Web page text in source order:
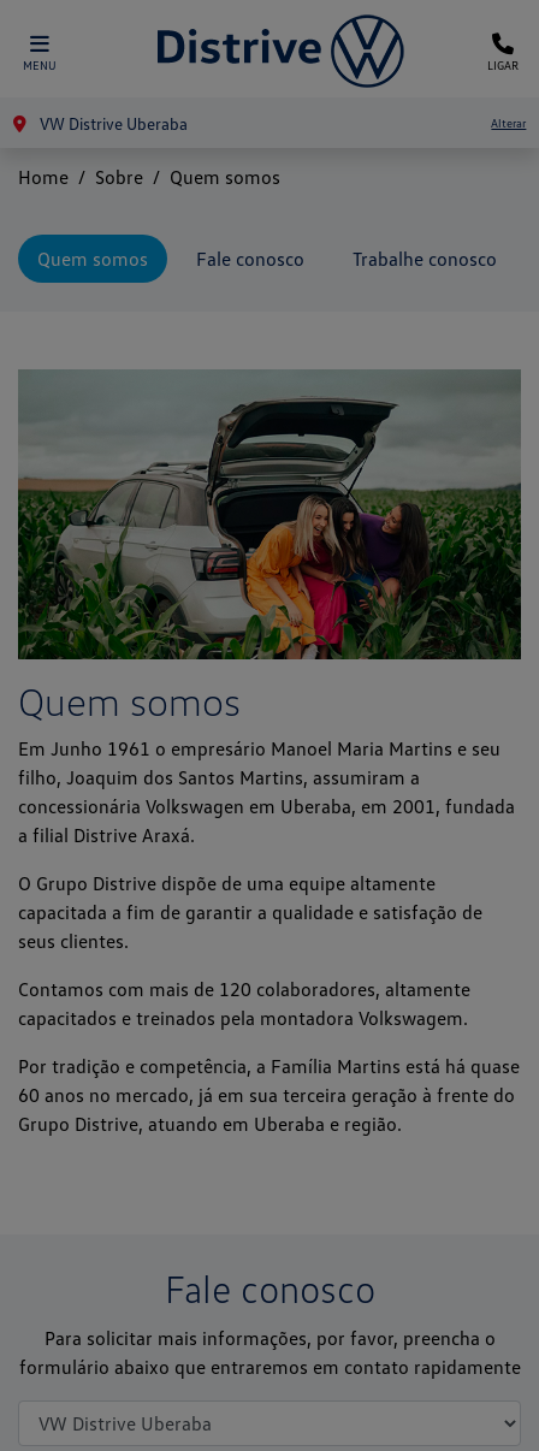
MENU LIGAR
VW Distrive Uberaba Alterar
Home Sobre Quem somos
Quem somos Fale conosco Trabalhe conosco
Quem somos
Em Junho 1961 o empresário Manoel Maria Martins e seu
filho, Joaquim dos Santos Martins, assumiram a
concessionária Volkswagen em Uberaba, em 2001, fundada
a filial Distrive Araxá.
O Grupo Distrive dispõe de uma equipe altamente
capacitada a fim de garantir a qualidade e satisfação de
seus clientes.
Contamos com mais de 120 colaboradores, altamente
capacitados e treinados pela montadora Volkswagem.
Por tradição e competência, a Família Martins está há quase
60 anos no mercado, já em sua terceira geração à frente do
Grupo Distrive, atuando em Uberaba e região.
Fale conosco
Para solicitar mais informações, por favor, preencha o
formulário abaixo que entraremos em contato rapidamente